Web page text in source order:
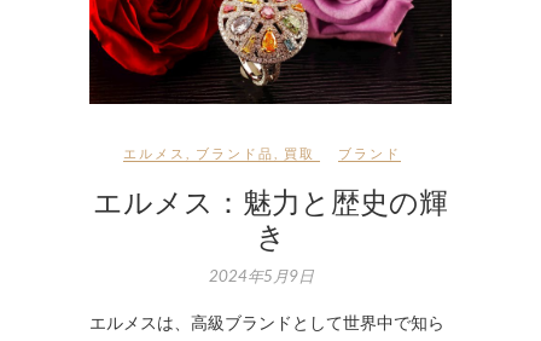
エルメス ブランド品 買取 ブランド
エルメス：魅力と歴史の輝
き
2024年5月9日
エルメスは、高級ブランドとして世界中で知ら